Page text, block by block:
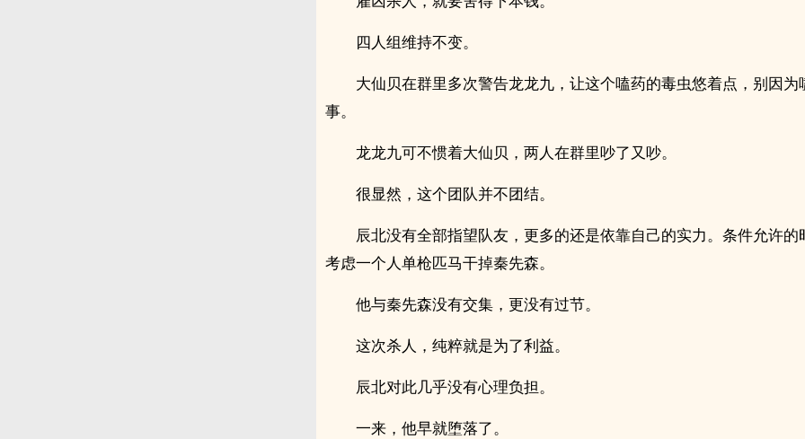
四人组维持不变。
大仙贝在群里多次警告龙龙九，让这个嗑药的毒虫悠着点，别因为
事。
龙龙九可不惯着大仙贝，两人在群里吵了又吵。
很显然，这个团队并不团结。
辰北没有全部指望队友，更多的还是依靠自己的实力。条件允许的
考虑一个人单枪匹马干掉秦先森。
他与秦先森没有交集，更没有过节。
这次杀人，纯粹就是为了利益。
辰北对此几乎没有心理负担。
一来，他早就堕落了。